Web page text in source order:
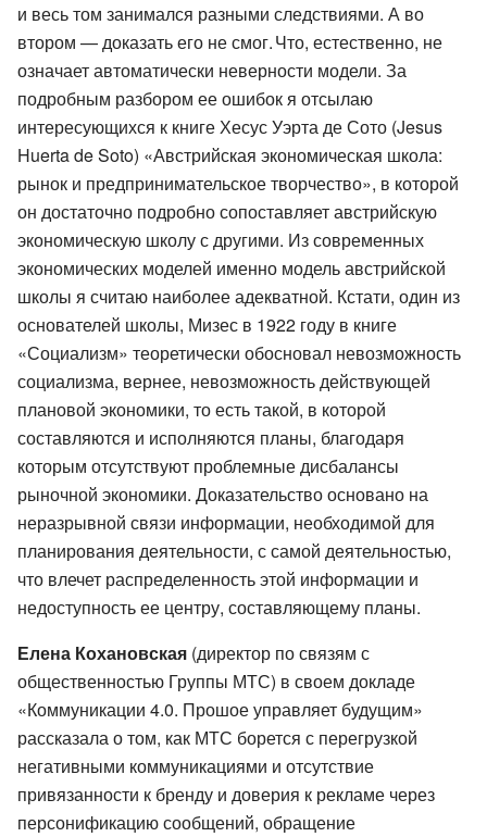
и весь том занимался разными следствиями. А во
втором — доказать его не смог. Что, естественно, не
означает автоматически неверности модели. За
подробным разбором ее ошибок я отсылаю
интересующихся к книге Хесус Уэрта де Сото (Jesus
Huerta de Soto) «Австрийская экономическая школа:
рынок и предпринимательское творчество», в которой
он достаточно подробно сопоставляет австрийскую
экономическую школу с другими. Из современных
экономических моделей именно модель австрийской
школы я считаю наиболее адекватной. Кстати, один из
основателей школы, Мизес в 1922 году в книге
«Социализм» теоретически обосновал невозможность
социализма, вернее, невозможность действующей
плановой экономики, то есть такой, в которой
составляются и исполняются планы, благодаря
которым отсутствуют проблемные дисбалансы
рыночной экономики. Доказательство основано на
неразрывной связи информации, необходимой для
планирования деятельности, с самой деятельностью,
что влечет распределенность этой информации и
недоступность ее центру, составляющему планы.
Елена Кохановская (директор по связям с
общественностью Группы МТС) в своем докладе
«Коммуникации 4.0. Прошое управляет будущим»
рассказала о том, как МТС борется с перегрузкой
негативными коммуникациями и отсутствие
привязанности к бренду и доверия к рекламе через
персонификацию сообщений, обращение